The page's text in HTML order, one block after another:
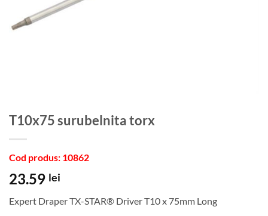
t10x75 surubelnita torx
Cod produs: 10862
23.59 lei
Expert Draper TX-STAR® Driver T10 x 75mm Long